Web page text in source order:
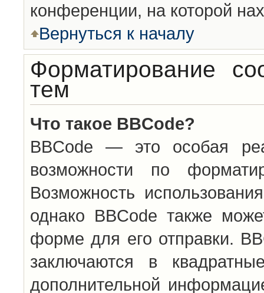
конференции, на которой
Вернуться к началу
Форматирование
тем
Что такое BBCode?
BBCode — это особая
возможности по
Возможность
однако BBCode также
форме для его отправки.
заключаются в
дополнительной